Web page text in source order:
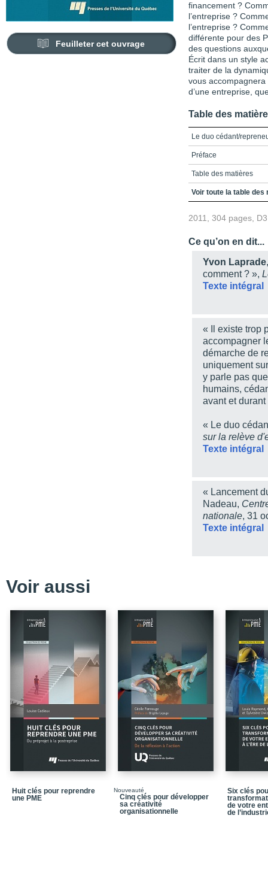
Feuilleter cet ouvrage
financement ?
l’entreprise ?
l’entreprise ?
différente pour des
des questions
Écrit dans un style
traiter de la
vous
d’une entreprise,
Table des
Le duo cédant/
Préface
Table des matières
Liste des encadrés
Introduction
Chapitre 1 - La
Chapitre 2 - La
Chapitre 4 - La
Chapitre 5 - Les
Chapitre 6 - La
Chapitre 7 - La prise
transmission reprise
Chapitre 9 - Le
Chapitre 10 -
Chapitre 12 - Hériter,
Chapitre 13 - La
Chapitre 14 - Les
Voir toute la table des
2011, 304 pages,
Ce qu’on en dit...
Yvon Laprade
comment ? »,
Texte intégral
« Il existe trop
accompagner
démarche de
uniquement
y parle pas
humains,
avant et
« Le duo
sur la relève
Texte intégral
« Lancement
Nadeau,
nationale, 31
Texte intégral
Voir aussi
Huit clés pour reprendre
une PME
Nouveauté
Cinq clés pour développer
sa créativité
organisationnelle
Six clés
de votre
de